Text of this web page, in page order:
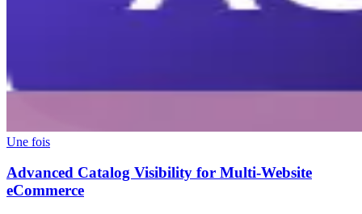
Une fois
Advanced Catalog Visibility for Multi-Website
eCommerce